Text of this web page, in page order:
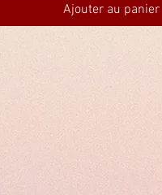
Ajouter au panier